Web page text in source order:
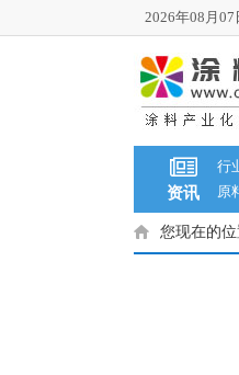
2026年08月07
资讯
行
原
您现在的位